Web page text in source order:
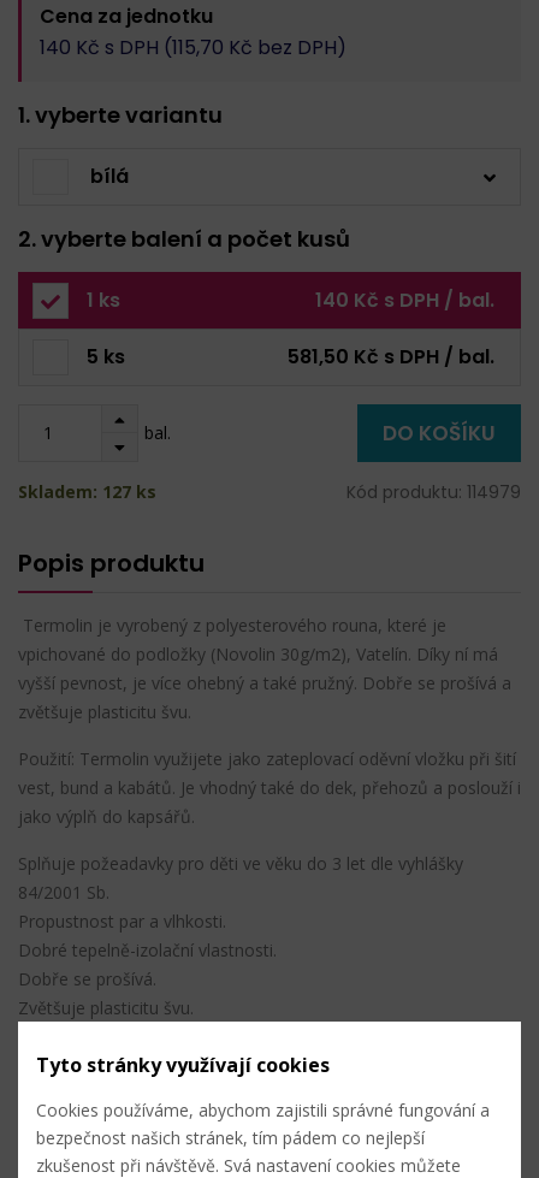
Cena za jednotku
140 Kč s DPH (115,70 Kč bez DPH)
1. vyberte variantu
bílá
2. vyberte balení a počet kusů
1 ks 140 Kč s DPH / bal.
5 ks 581,50 Kč s DPH / bal.
bal. DO KOŠÍKU
Skladem: 127 ks Kód produktu: 114979
Popis produktu
Termolin je vyrobený z polyesterového rouna, které je
vpichované do podložky (Novolin 30g/m2), Vatelín. Díky ní má
vyšší pevnost, je více ohebný a také pružný. Dobře se prošívá a
zvětšuje plasticitu švu.
Použití: Termolin využijete jako zateplovací oděvní vložku při šití
vest, bund a kabátů. Je vhodný také do dek, přehozů a poslouží i
jako výplň do kapsářů.
Splňuje požeadavky pro děti ve věku do 3 let dle vyhlášky
84/2001 Sb.
Propustnost par a vlhkosti.
Dobré tepelně-izolační vlastnosti.
Dobře se prošívá.
Zvětšuje plasticitu švu.
Zboží je certifikováno pro děti do 3 let.
PŘIDAT DO OBLÍBENÝCH
Tyto stránky využívají cookies
Cookies používáme, abychom zajistili správné fungování a
bezpečnost našich stránek, tím pádem co nejlepší
zkušenost při návštěvě. Svá nastavení cookies můžete